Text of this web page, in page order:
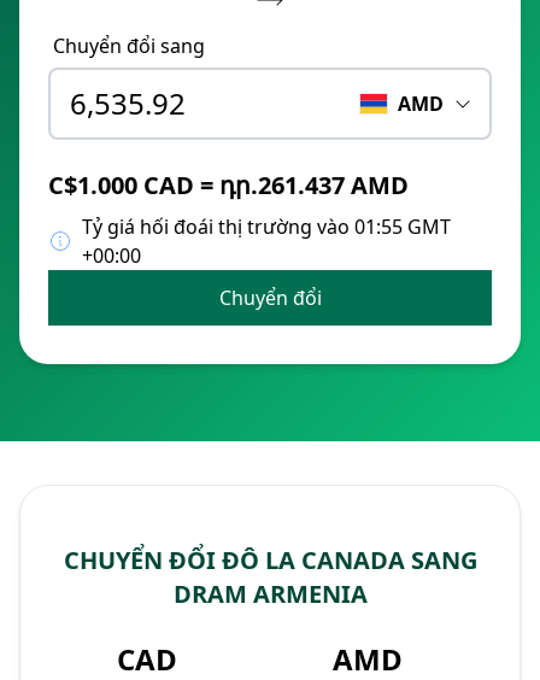
Chuyển đổi sang
AMD
C$1.000 CAD = դր.261.437 AMD
Tỷ giá hối đoái thị trường vào 01:55 GMT
+00:00
Chuyển đổi
CHUYỂN ĐỔI ĐÔ LA CANADA SANG
DRAM ARMENIA
CAD AMD